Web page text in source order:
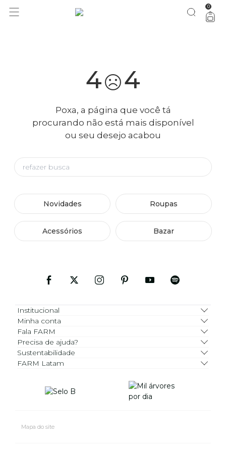
você merece 30% OFF pra comemorar com a gente aproveita! 0
4 4
Poxa, a página que você tá
procurando não está mais disponível
ou seu desejo acabou
Novidades Roupas
Acessórios Bazar
Institucional
Minha conta
Fala FARM
Precisa de ajuda?
Sustentabilidade
FARM Latam
Mapa do site